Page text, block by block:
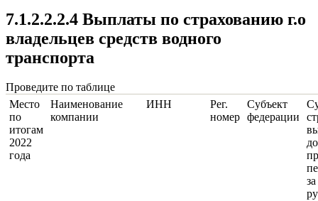
7.1.2.2.2.4 Выплаты по страхованию г.о
владельцев средств водного
транспорта
Проведите по таблице
Место
по
итогам
2022
года
Наименование
компании
ИНН
Рег.
номер
Субъект
федерации